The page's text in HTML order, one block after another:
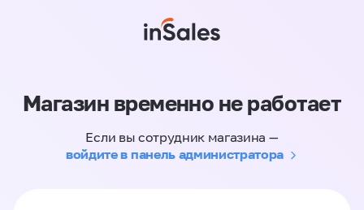
Магазин временно не работает
Если вы сотрудник магазина —
войдите в панель администратора